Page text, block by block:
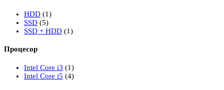
HDD (1)
SSD (5)
SSD + HDD (1)
Процесор
Intel Core i3 (1)
Intel Core i5 (4)